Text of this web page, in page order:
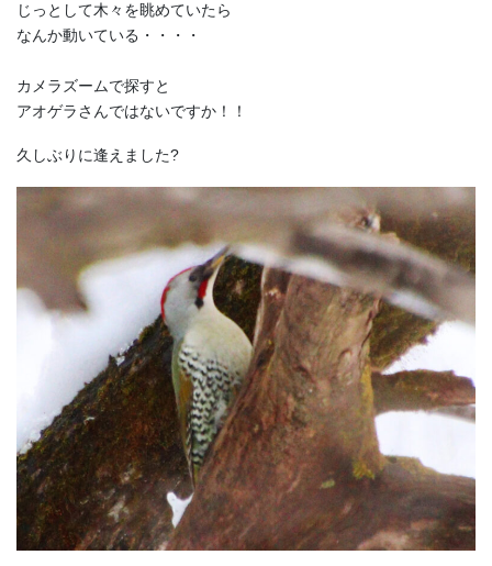
じっとして木々を眺めていたら
なんか動いている・・・・
カメラズームで探すと
アオゲラさんではないですか！！
久しぶりに逢えました?